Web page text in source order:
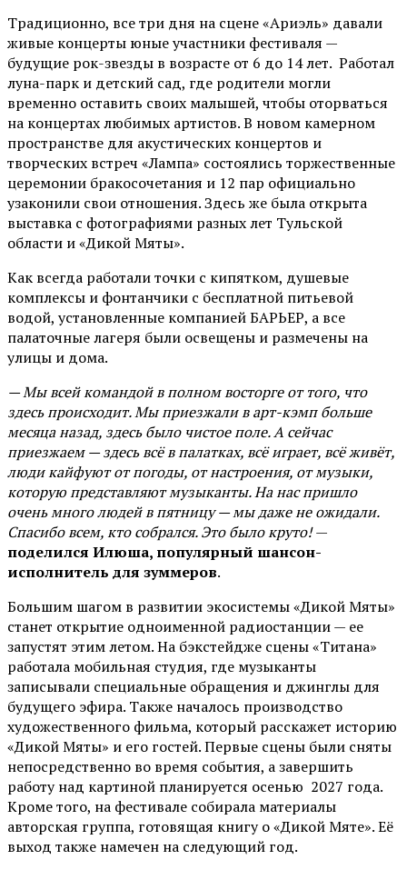
Традиционно, все три дня на сцене«Ариэль» давали
живые концерты юные участники фестиваля —
будущие рок-звезды в возрасте от 6 до 14 лет. Работал
луна-парк и детский сад, где родители могли
временно оставить своих малышей, чтобы оторваться
на концертах любимых артистов. В новом камерном
пространстве для акустических концертов и
творческих встреч «Лампа» состоялись торжественные
церемонии бракосочетания и 12 пар официально
узаконили свои отношения. Здесь же была открыта
выставка с фотографиями разных лет Тульской
области и «Дикой Мяты».
Как всегда работали точки с кипятком, душевые
комплексы и фонтанчики с бесплатной питьевой
водой, установленные компанией БАРЬЕР, а все
палаточные лагеря были освещены и размечены на
улицы и дома.
— Мы всей командой в полном восторге от того, что
здесь происходит. Мы приезжали в арт-кэмп больше
месяца назад, здесь было чистое поле. А сейчас
приезжаем — здесь всё в палатках, всё играет, всё живёт,
люди кайфуют от погоды, от настроения, от музыки,
которую представляют музыканты. На нас пришло
очень много людей в пятницу — мы даже не ожидали.
Спасибо всем, кто собрался. Это было круто!—
поделился Илюша, популярный шансон-
исполнитель для зуммеров.
Большим шагом в развитии экосистемы «Дикой Мяты»
станет открытие одноименной радиостанции — ее
запустят этим летом. На бэкстейдже сцены «Титана»
работала мобильная студия, где музыканты
записывали специальные обращения и джинглы для
будущего эфира. Также началось производство
художественного фильма, который расскажет историю
«Дикой Мяты» и его гостей. Первые сцены были сняты
непосредственно во время события, а завершить
работу над картиной планируется осенью 2027 года.
Кроме того, на фестивале собирала материалы
авторская группа, готовящая книгу о «Дикой Мяте». Её
выход также намечен на следующий год.